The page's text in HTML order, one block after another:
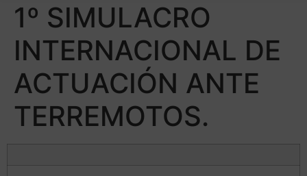
1º SIMULACRO
INTERNACIONAL DE
ACTUACIÓN ANTE
TERREMOTOS.